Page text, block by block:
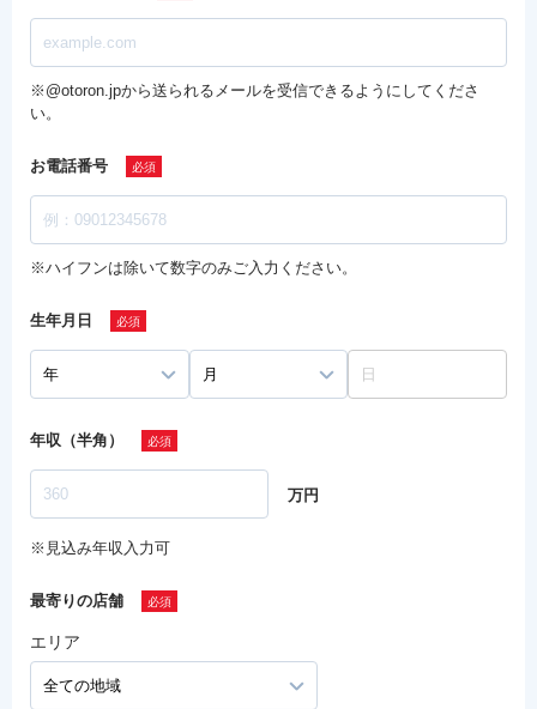
※@otoron.jpから送られるメールを受信できるようにしてくださ
い。
お電話番号
※ハイフンは除いて数字のみご入力ください。
生年月日
年収（半角）
万円
※見込み年収入力可
最寄りの店舗
エリア